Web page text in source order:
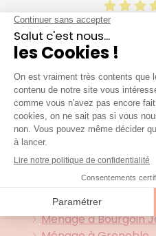
1901 avis
Toutes nos
Ménage à Bourgoin